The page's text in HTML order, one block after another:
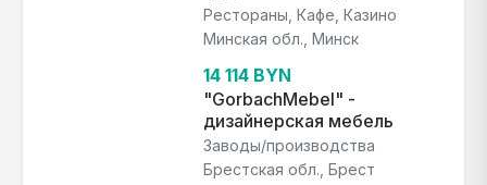
Рестораны, Кафе, Казино
Минская обл., Минск
14 114 BYN
"GorbachMebel" -
дизайнерская мебель
Заводы/производства
Брестская обл., Брест